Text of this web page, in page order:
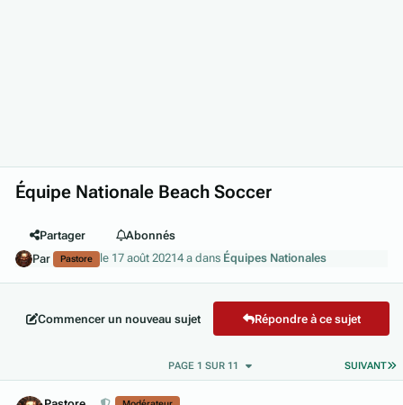
Équipe Nationale Beach Soccer
Partager
Abonnés
Par
Pastore le 17 août 20214 a dans Équipes Nationales
Commencer un nouveau sujet Répondre à ce sujet
SUIVANT
PAGE 1 SUR 11